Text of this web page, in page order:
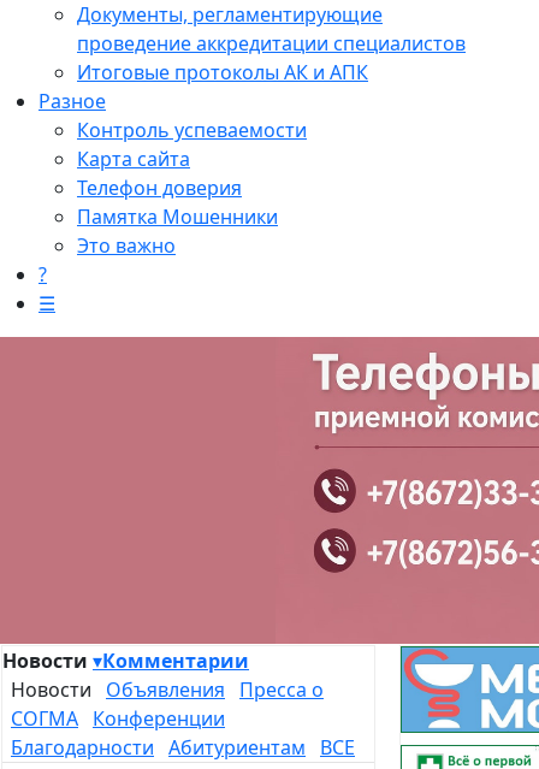
Документы, регламентирующие
проведение аккредитации специалистов
Итоговые протоколы АК и АПК
Разное
Контроль успеваемости
Карта сайта
Телефон доверия
Памятка Мошенники
Это важно
?
☰
Новости ▾Комментарии
Новости Объявления
Пресса о
СОГМА Конференции
Благодарности Абитуриентам
ВСЕ